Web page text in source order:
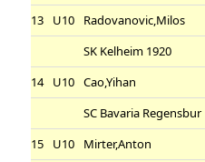
13
U10 Radovanovic,Milos
SK Kelheim 1920
14
U10 Cao,Yihan
SC Bavaria Regensbur
15
U10 Mirter,Anton